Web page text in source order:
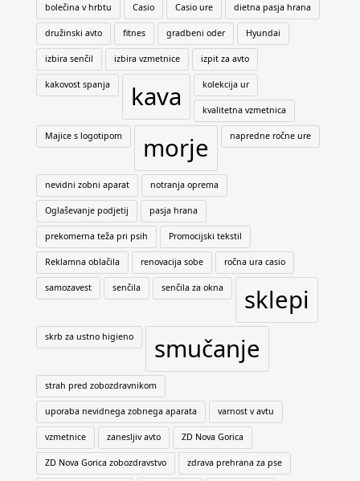
bolečina v hrbtu Casio Casio ure dietna pasja hrana
družinski avto fitnes gradbeni oder Hyundai
izbira senčil izbira vzmetnice izpit za avto
kakovost spanja kava kolekcija ur
kvalitetna vzmetnica
Majice s logotipom morje napredne ročne ure
nevidni zobni aparat notranja oprema
Oglaševanje podjetij pasja hrana
prekomerna teža pri psih Promocijski tekstil
Reklamna oblačila renovacija sobe ročna ura casio
samozavest senčila senčila za okna sklepi
skrb za ustno higieno smučanje
strah pred zobozdravnikom
uporaba nevidnega zobnega aparata varnost v avtu
vzmetnice zanesljiv avto ZD Nova Gorica
ZD Nova Gorica zobozdravstvo zdrava prehrana za pse